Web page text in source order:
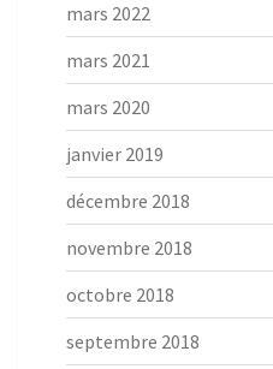
mars 2022
mars 2021
mars 2020
janvier 2019
décembre 2018
novembre 2018
octobre 2018
septembre 2018